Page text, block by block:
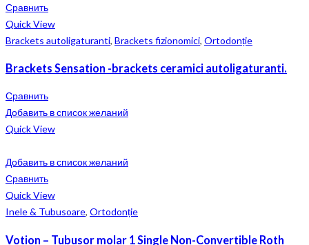
Сравнить
Quick View
Brackets autoligaturanti, Brackets fizionomici, Ortodonție
Brackets Sensation -brackets ceramici autoligaturanti.
Сравнить
Добавить в список желаний
Quick View
Добавить в список желаний
Сравнить
Quick View
Inele & Tubusoare, Ortodonție
Votion – Tubusor molar 1 Single Non-Convertible Roth